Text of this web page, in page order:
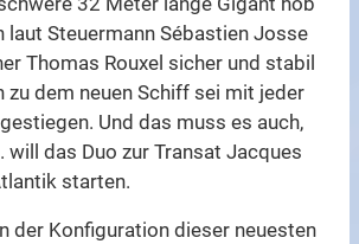
laut Steuermann Sébastien Josse
Thomas Rouxel sicher und stabil
zu dem neuen Schiff sei mit jeder
Und das muss es auch,
will das Duo zur Transat Jacques
starten.
der Konfiguration dieser neuesten